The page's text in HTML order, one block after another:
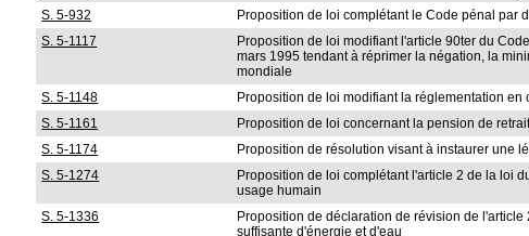
S. 5-932
Proposition de loi complétant le Code pénal par
S. 5-1117
Proposition de loi modifiant l'article 90ter du
mars 1995 tendant à réprimer la négation, la
mondiale
S. 5-1148 Proposition de loi modifiant la réglementation
S. 5-1161
Proposition de loi concernant la pension de
S. 5-1174
Proposition de résolution visant à instaurer une
S. 5-1274
Proposition de loi complétant l'article 2 de la loi
usage humain
S. 5-1336
Proposition de déclaration de révision de
suffisante d'énergie et d'eau